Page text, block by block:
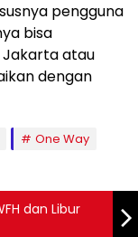
pengguna
bisa
Jakarta atau
dengan
One Way
dan Libur